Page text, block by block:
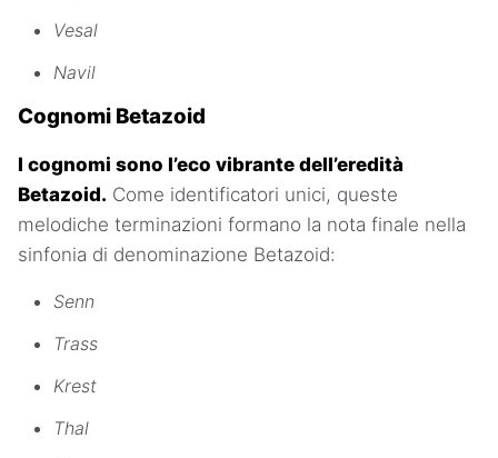
Vesal
Navil
Cognomi Betazoid
I cognomi sono l’eco vibrante dell’eredità
Betazoid. Come identificatori unici, queste
melodiche terminazioni formano la nota finale nella
sinfonia di denominazione Betazoid:
Senn
Trass
Krest
Thal